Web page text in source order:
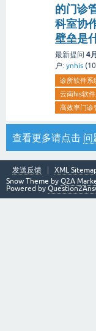
的门诊
科室协
壁垒是
最新提问 4
户: ynhis (
诊所软件系
云南his软
高效率门诊
查看更多请点击 问
发送反馈
XML
Snow Theme by Q2A
Powered by